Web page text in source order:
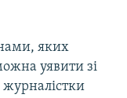
яких
уявити зі
журналістки